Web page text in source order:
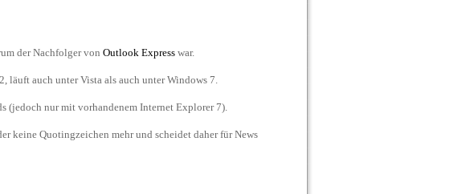
der Nachfolger von Outlook Express war.
läuft auch unter Vista als auch unter Windows 7.
(jedoch nur mit vorhandenem Internet Explorer 7).
keine Quotingzeichen mehr und scheidet daher für News